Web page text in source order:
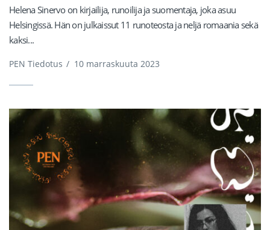
Helena Sinervo on kirjailija, runoilija ja suomentaja, joka asuu
Helsingissä. Hän on julkaissut 11 runoteosta ja neljä romaania sekä
kaksi...
PEN Tiedotus / 10 marraskuuta 2023